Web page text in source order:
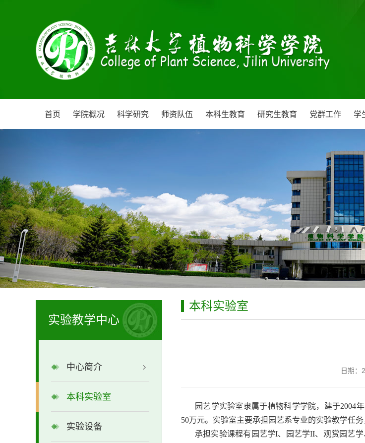
首页 学院概况 科学研究 师资队伍 本科生教育 研究生教育 党群工作 学
实验教学中心
中心简介
本科实验室
实验设备
本科实验室
日期：
园艺学实验室隶属于植物科学学院，建于2004年
50万元。实验室主要承担园艺系专业的实验教学任
承担实验课程有园艺学I、园艺学II、观赏园艺